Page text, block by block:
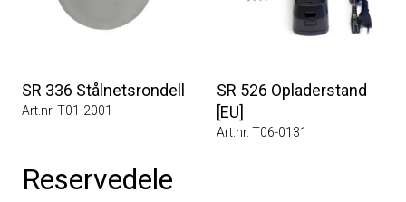
SR 336 Stålnetsrondell
Art.nr. T01-2001
SR 526 Opladerstand
[EU]
Art.nr. T06-0131
Reservedele